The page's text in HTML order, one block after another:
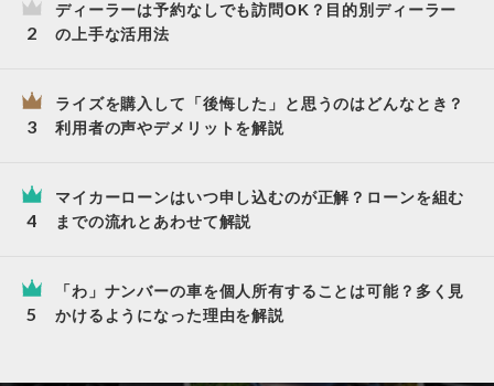
ディーラーは予約なしでも訪問OK？目的別ディーラー
の上手な活用法
ライズを購入して「後悔した」と思うのはどんなとき？
利用者の声やデメリットを解説
マイカーローンはいつ申し込むのが正解？ローンを組む
までの流れとあわせて解説
「わ」ナンバーの車を個人所有することは可能？多く見
かけるようになった理由を解説